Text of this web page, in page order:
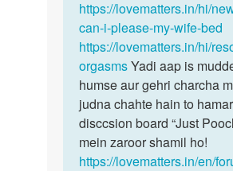
https://lovematters.in/hi/
can-i-please-my-wife-bed
https://lovematters.in/hi/
orgasmsYadi aap is
humse aur gehri charcha
judna chahte hain to
disccsion board “Just
mein zaroor shamil ho!
https://lovematters.in/en/